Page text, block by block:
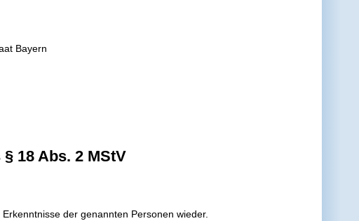
Bayern
18 Abs. 2 MStV
der genannten Personen wieder.